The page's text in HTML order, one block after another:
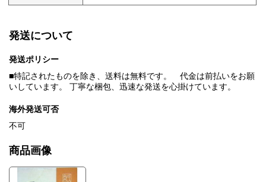
発送について
発送ポリシー
■特記されたものを除き、送料は無料です。 代金は前払いをお願
いしています。 丁寧な梱包、迅速な発送を心掛けています。
海外発送可否
不可
商品画像